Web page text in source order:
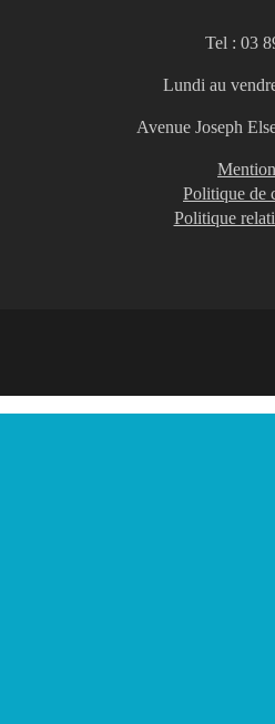
Tel : 03
Lundi au
Avenue Joseph
Politique de
Politique